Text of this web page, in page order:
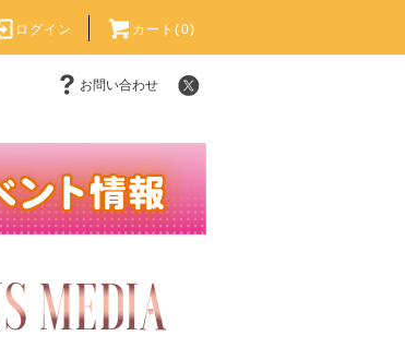
ログイン カート(0)
お問い合わせ